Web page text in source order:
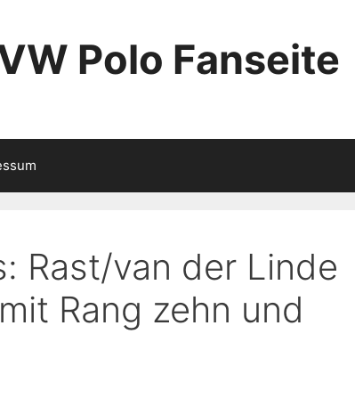
Polo Fanseite
Rast/van der Linde
Rang zehn und